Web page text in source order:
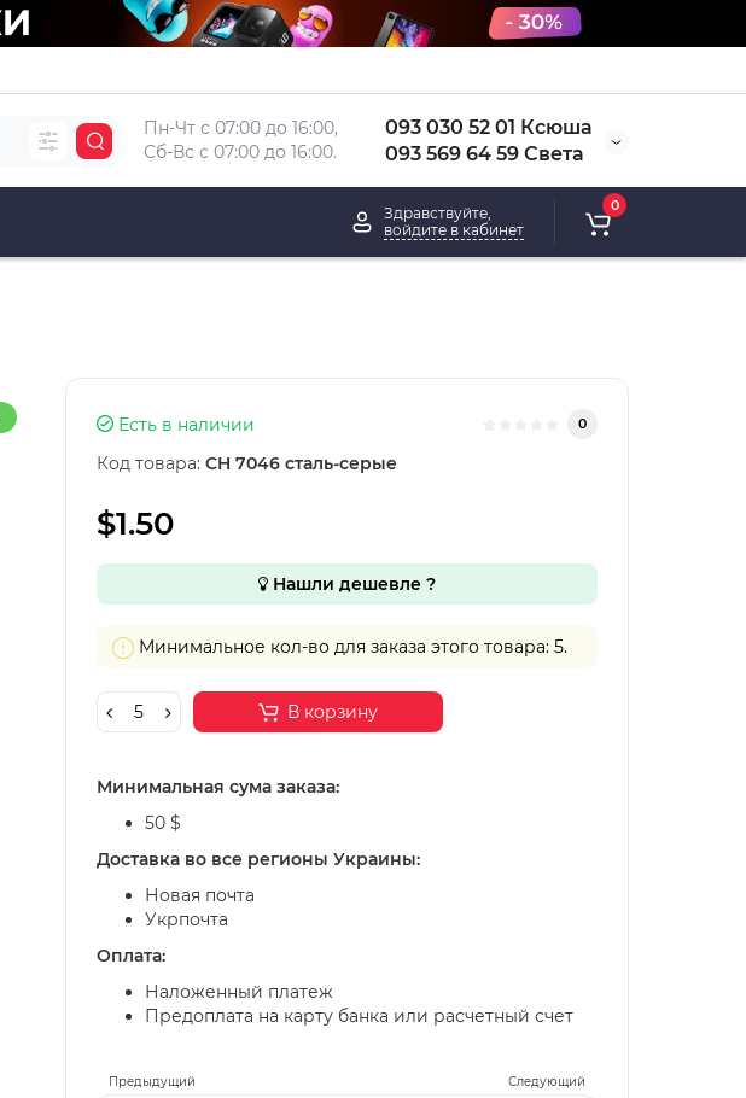
Пн-Чт с 07:00 до 16:00,
Сб-Вс с 07:00 до 16:00.
093 030 52 01 Ксюша
093 569 64 59 Света
Здравствуйте,
войдите в кабинет
0
Предыдущий Следующий
Есть в наличии 0
Код товара: CH 7046 сталь-серые
$1.50
Нашли дешевле ?
Минимальное кол-во для заказа этого товара: 5.
В корзину
Минимальная сума заказа:
50 $
Доставка во все регионы Украины:
Новая почта
Укрпочта
Оплата:
Наложенный платеж
Предоплата на карту банка или расчетный счет